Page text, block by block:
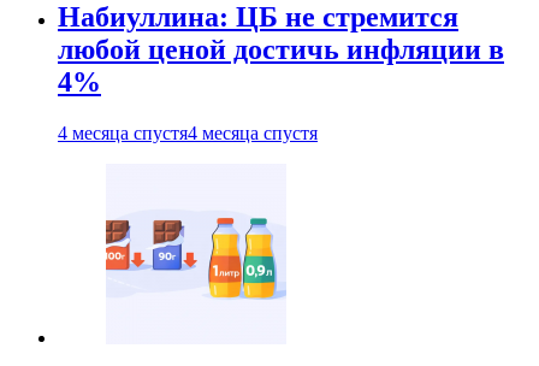
Набиуллина: ЦБ не стремится
любой ценой достичь инфляции в
4%
4 месяца спустя4 месяца спустя